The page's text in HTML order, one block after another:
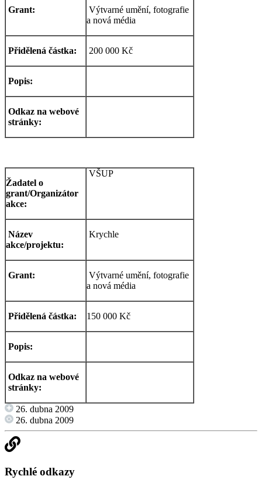
Grant:
Výtvarné umění, fotografie
a nová média
Přidělená částka: 200 000 Kč
Popis:
Odkaz na webové
stránky:
Žadatel o
grant/Organizátor
akce:
VŠUP
Název
akce/projektu:
Krychle
Grant:
Výtvarné umění, fotografie
a nová média
Přidělená částka: 150 000 Kč
Popis:
Odkaz na webové
stránky:
26. dubna 2009
26. dubna 2009
Rychlé odkazy